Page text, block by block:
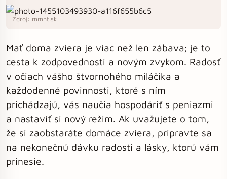
Zdroj: mmnt.sk
Mať doma zviera je viac než len zábava; je to
cesta k zodpovednosti a novým zvykom. Radosť
v očiach vášho štvornohého miláčika a
každodenné povinnosti, ktoré s ním
prichádzajú, vás naučia hospodáriť s peniazmi
a nastaviť si nový režim. Ak uvažujete o tom,
že si zaobstaráte domáce zviera, pripravte sa
na nekonečnú dávku radosti a lásky, ktorú vám
prinesie.